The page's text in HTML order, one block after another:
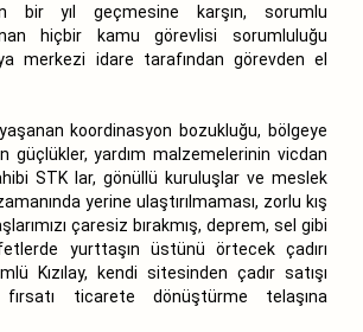
bir yıl geçmesine karşın, sorumlu
hiçbir kamu görevlisi sorumluluğu
merkezi idare tarafından görevden el
koordinasyon bozukluğu, bölgeye
güçlükler, yardım malzemelerinin vicdan
STK lar, gönüllü kuruluşlar ve meslek
yerine ulaştırılmaması, zorlu kış
çaresiz bırakmış, deprem, sel gibi
yurttaşın üstünü örtecek çadırı
Kızılay, kendi sitesinden çadır satışı
ticarete dönüştürme telaşına